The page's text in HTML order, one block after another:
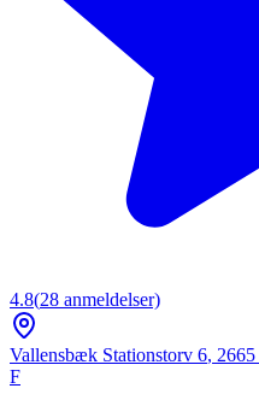
4.8(28 anmeldelser)
Vallensbæk Stationstorv 6, 2665
F